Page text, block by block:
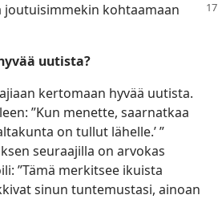
joutuisimmekin kohtaamaan
uutista?
kertomaan hyvää uutista.
”Kun menette, saarnatkaa
on tullut lähelle.’ ”
seuraajilla on arvokas
”Tämä merkitsee ikuista
sinun tuntemustasi, ainoan